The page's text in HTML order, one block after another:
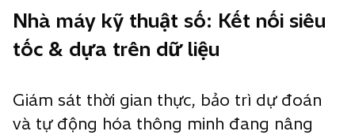
Nhà máy kỹ thuật số: Kết nối siêu
tốc & dựa trên dữ liệu
Giám sát thời gian thực, bảo trì dự đoán
và tự động hóa thông minh đang nâng